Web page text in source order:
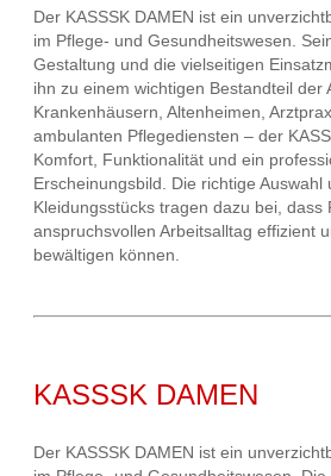
Der KASSSK DAMEN ist ein
im Pflege- und Gesundheitswesen.
Gestaltung und die vielseitigen
ihn zu einem wichtigen Bestandteil der
Krankenhäusern, Altenheimen,
ambulanten Pflegediensten – der
Komfort, Funktionalität und ein
Erscheinungsbild. Die richtige Auswahl
Kleidungsstücks tragen dazu bei, dass
anspruchsvollen Arbeitsalltag effizient
bewältigen können.
KASSSK DAMEN
Der KASSSK DAMEN ist ein